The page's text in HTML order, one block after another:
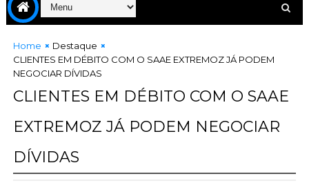
Home
Destaque
CLIENTES EM DÉBITO COM O SAAE EXTREMOZ JÁ PODEM
NEGOCIAR DÍVIDAS
CLIENTES EM DÉBITO COM O SAAE
EXTREMOZ JÁ PODEM NEGOCIAR
DÍVIDAS